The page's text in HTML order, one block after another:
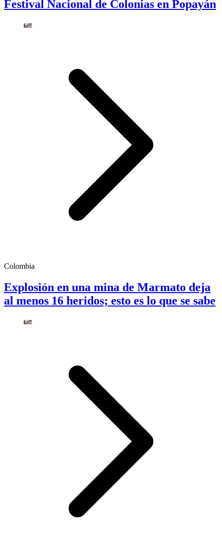
Festival Nacional de Colonias en Popayán
Colombia
Explosión en una mina de Marmato deja
al menos 16 heridos; esto es lo que se sabe